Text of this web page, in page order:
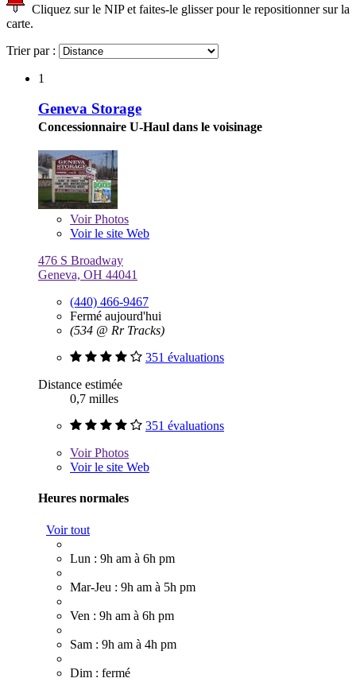
Cliquez sur le NIP et faites-le glisser pour le repositionner sur la
carte.
Trier par :
1
Geneva Storage
Concessionnaire U-Haul dans le voisinage
VoirPhotos
Voir le site Web
476 S Broadway
Geneva, OH 44041
(440) 466-9467
Fermé aujourd'hui
(534 @ Rr Tracks)
351 évaluations
Distance estimée
0,7 milles
351 évaluations
VoirPhotos
Voir le site Web
Heures normales
Voir tout
Lun : 9h am à 6h pm
Mar-Jeu : 9h am à 5h pm
Ven : 9h am à 6h pm
Sam : 9h am à 4h pm
Dim : fermé